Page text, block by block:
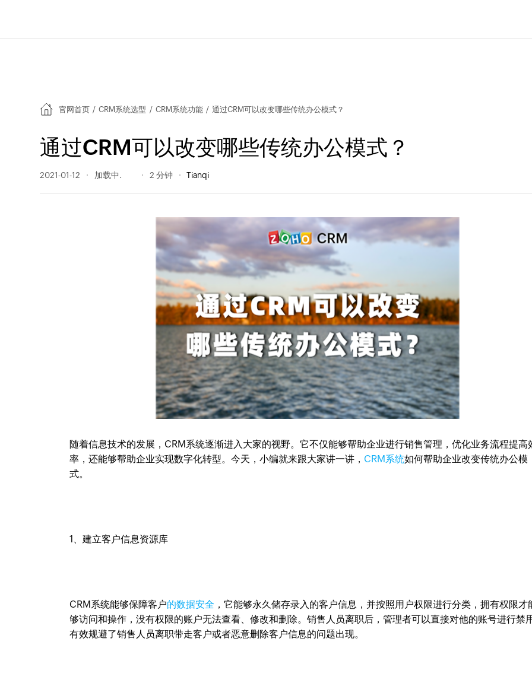
官网首页 / CRM系统选型 / CRM系统功能 / 通过CRM可以改变哪些传统办公模式？
通过CRM可以改变哪些传统办公模式？
2021-01-12 343 阅读量 2 分钟 Tianqi
随着信息技术的发展，CRM系统逐渐进入大家的视野。它不仅能够帮助企业进行销售管理，优化业务流程提高
率，还能够帮助企业实现数字化转型。今天，小编就来跟大家讲一讲， CRM系统如何帮助企业改变传统办公模
式。
1、建立客户信息资源库
CRM系统能够保障客户的数据安全 ，它能够永久储存录入的客户信息，并按照用户权限进行分类，拥有权限才
够访问和操作，没有权限的账户无法查看、修改和删除。销售人员离职后，管理者可以直接对他的账号进行禁
有效规避了销售人员离职带走客户或者恶意删除客户信息的问题出现。